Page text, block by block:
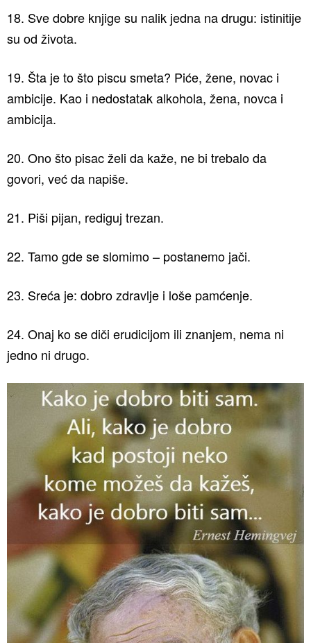
18. Sve dobre knjige su nalik jedna na drugu: istinitije
su od života.
19. Šta je to što piscu smeta? Piće, žene, novac i
ambicije. Kao i nedostatak alkohola, žena, novca i
ambicija.
20. Ono što pisac želi da kaže, ne bi trebalo da
govori, već da napiše.
21. Piši pijan, rediguj trezan.
22. Tamo gde se slomimo – postanemo jači.
23. Sreća je: dobro zdravlje i loše pamćenje.
24. Onaj ko se diči erudicijom ili znanjem, nema ni
jedno ni drugo.